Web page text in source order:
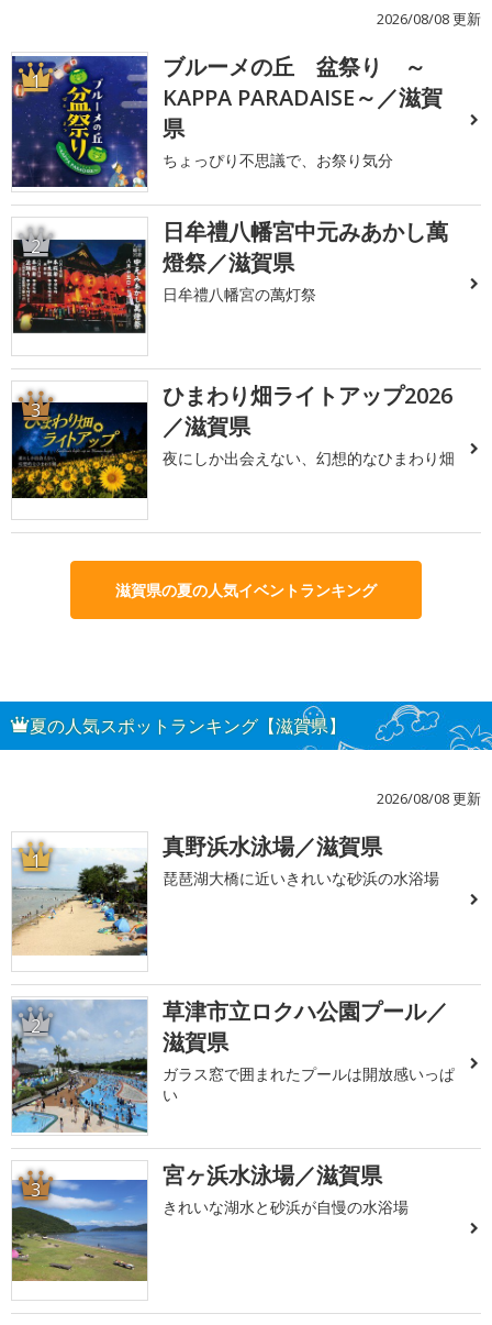
2026/08/08 更新
1
ブルーメの丘 盆祭り ～
KAPPA PARADAISE～／滋賀
県
ちょっぴり不思議で、お祭り気分
2
日牟禮八幡宮中元みあかし萬
燈祭／滋賀県
日牟禮八幡宮の萬灯祭
3
ひまわり畑ライトアップ2026
／滋賀県
夜にしか出会えない、幻想的なひまわり畑
滋賀県の夏の人気イベントランキング
夏の人気スポットランキング【滋賀県】
2026/08/08 更新
1 真野浜水泳場／滋賀県
琵琶湖大橋に近いきれいな砂浜の水浴場
2
草津市立ロクハ公園プール／
滋賀県
ガラス窓で囲まれたプールは開放感いっぱ
い
3 宮ヶ浜水泳場／滋賀県
きれいな湖水と砂浜が自慢の水浴場